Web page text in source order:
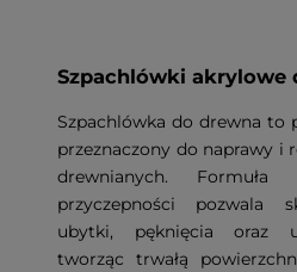
Szpachlówki akrylowe
Szpachlówka do drewna to
przeznaczony do naprawy i
drewnianych.
przyczepności pozwala
ubytki, pęknięcia oraz
tworząc trwałą